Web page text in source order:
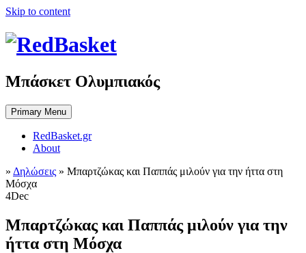
Skip to content
Μπάσκετ Ολυμπιακός
Primary Menu
RedBasket.gr
About
» Δηλώσεις » Μπαρτζώκας και Παππάς μιλούν για την ήττα στη
Μόσχα
4Dec
Μπαρτζώκας και Παππάς μιλούν για την
ήττα στη Μόσχα